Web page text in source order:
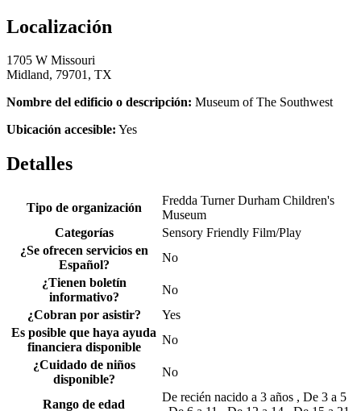
Localización
1705 W Missouri
Midland, 79701, TX
Nombre del edificio o descripción: Museum of The Southwest
Ubicación accesible: Yes
Detalles
Tipo de organización
Fredda Turner Durham Children's
Museum
Categorías
Sensory Friendly Film/Play
¿Se ofrecen servicios en
Español?
No
¿Tienen boletín
informativo?
No
¿Cobran por asistir?
Yes
Es posible que haya ayuda
financiera disponible
No
¿Cuidado de niños
disponible?
No
Rango de edad
De recién nacido a 3 años , De 3 a 5